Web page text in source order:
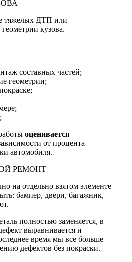
тяжелых ДТП или
кузова.
составных частей;
геометрии;
оценивается
от процента
автомобиля.
РЕМОНТ
на отдельно взятом элементе
бампер, двери, багажник,
полностью заменяется, в
выравнивается и
время мы все больше
дефектов без покраски.